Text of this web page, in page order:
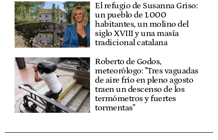
El refugio de Susanna Griso:
un pueblo de 1.000
habitantes, un molino del
siglo XVIII y una masía
tradicional catalana
Roberto de Godos,
meteorólogo: "Tres vaguadas
de aire frío en pleno agosto
traen un descenso de los
termómetros y fuertes
tormentas"